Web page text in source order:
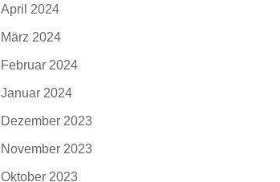
April 2024
März 2024
Februar 2024
Januar 2024
Dezember 2023
November 2023
Oktober 2023